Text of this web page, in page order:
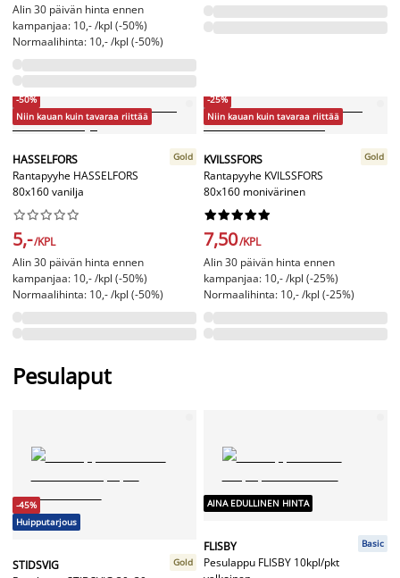
Alin 30 päivän hinta ennen
kampanjaa: 10,- /kpl (-50%)
Normaalihinta: 10,- /kpl (-50%)
-50%
Niin kauan kuin tavaraa riittää
HASSELFORS
Rantapyyhe HASSELFORS
80x160 vanilja
Gold






5,-/KPL
Alin 30 päivän hinta ennen
kampanjaa: 10,- /kpl (-50%)
Normaalihinta: 10,- /kpl (-50%)
-25%
Niin kauan kuin tavaraa riittää
KVILSSFORS
Rantapyyhe KVILSSFORS
80x160 monivärinen
Gold






7,50/KPL
Alin 30 päivän hinta ennen
kampanjaa: 10,- /kpl (-25%)
Normaalihinta: 10,- /kpl (-25%)
Pesulaput
-45%
Huipputarjous
STIDSVIG
Gold
AINA EDULLINEN HINTA
FLISBY
Pesulappu FLISBY 10kpl/pkt
Basic